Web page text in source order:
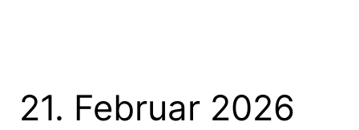
21. Februar 2026